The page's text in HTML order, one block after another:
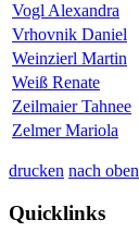
Vogl Alexandra
Vrhovnik Daniel
Weinzierl Martin
Weiß Renate
Zeilmaier Tahnee
Zelmer Mariola
drucken nach oben
Quicklinks